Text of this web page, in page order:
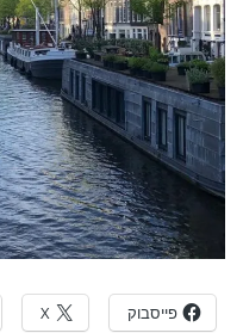
פייסבוק X